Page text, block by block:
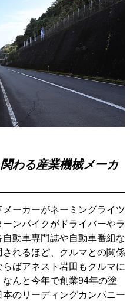
わる産業機械メーカ
ーカーがネーミングライツ
ンパイクがドライバーやラ
動車専門誌や自動車番組な
れるほど、クルマとの関係
ばアネスト岩田もクルマに
んと今年で創業94年の塗
のリーディングカンパニー